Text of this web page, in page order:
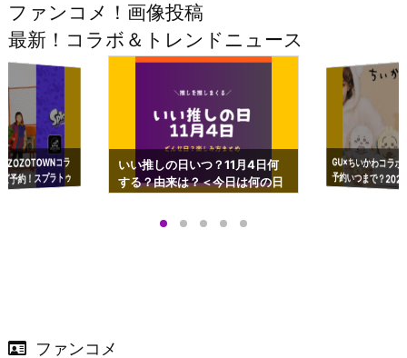
ファンコメ！画像投稿
最新！コラボ＆トレンドニュース
コラ
予約！スプラトゥ
ップも渋谷Hz
いい推しの日いつ？11月4日何
する？由来は？＜今日は何の日
GU×ちいかわコラ
予約いつまで？
ーチやショルダー
ファンコメ